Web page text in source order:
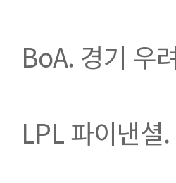
BoA. 경기 우
LPL 파이낸셜.